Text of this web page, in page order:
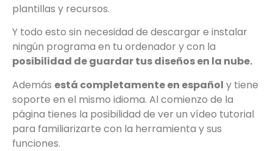
plantillas y recursos.
Y todo esto sin necesidad de descargar e instalar
ningún programa en tu ordenador y con la
posibilidad de guardar tus diseños en la nube.
Además está completamente en español y tiene
soporte en el mismo idioma. Al comienzo de la
página tienes la posibilidad de ver un vídeo tutorial
para familiarizarte con la herramienta y sus
funciones.